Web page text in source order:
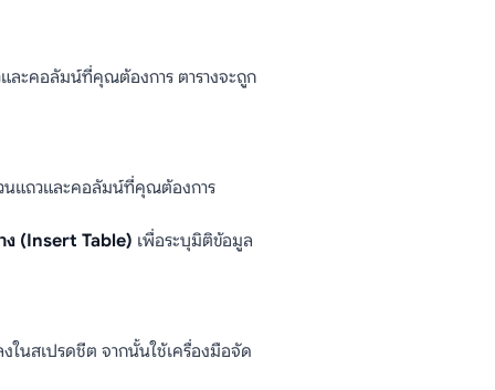
ละคอลัมน์ที่คุณต้องการ ตารางจะถูก
นแถวและคอลัมน์ที่คุณต้องการ
ง (Insert Table) เพื่อระบุมิติข้อมูล
ในสเปรดชีต จากนั้นใช้เครื่องมือจัด